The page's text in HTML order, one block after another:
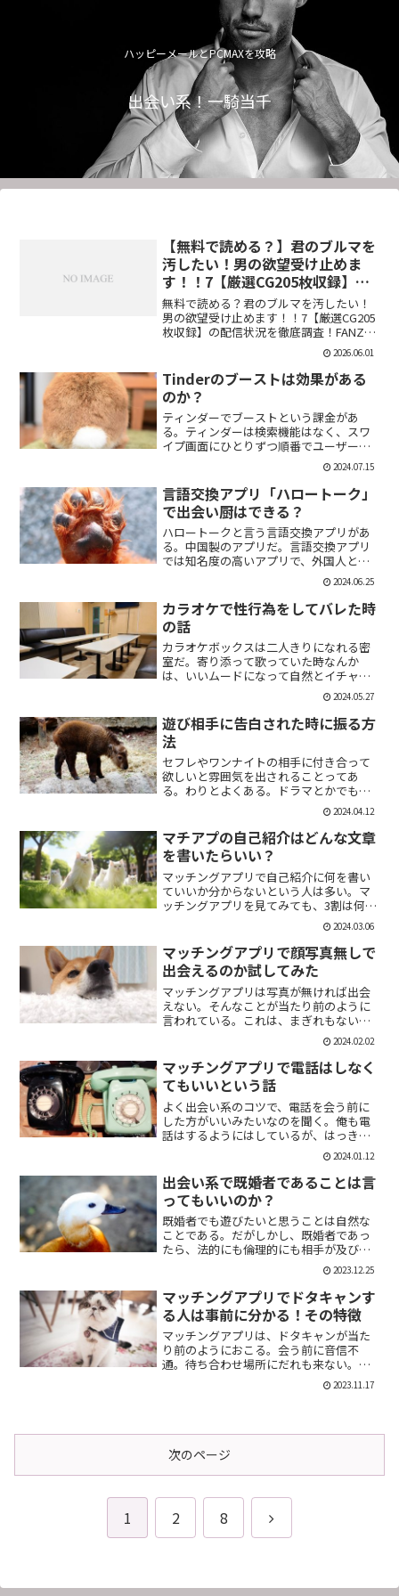
ハッピーメールとPCMAXを攻略
出会い系！一騎当千
【無料で読める？】君のブルマを
汚したい！男の欲望受け止めま
す！！7【厳選CG205枚収録】
【虚構クラブ】
無料で読める？君のブルマを汚したい！
男の欲望受け止めます！！7【厳選CG205
枚収録】の配信状況を徹底調査！FANZA
での販売形式やサンプル視聴、レビュー
評価もまとめています。今すぐチェッ
ク！【d_544876】
2026.06.01
Tinderのブーストは効果がある
のか？
ティンダーでブーストという課金があ
る。ティンダーは検索機能はなく、スワ
イプ画面にひとりずつ順番でユーザーが
表示される。その順番を優先して表示す
ることができる課金がブーストだ。ブー
スト1つ消費で30分間、ブースト2つ消費
で2時間の優先表示がさ...
2024.07.15
言語交換アプリ「ハロートーク」
で出会い厨はできる？
ハロートークと言う言語交換アプリがあ
る。中国製のアプリだ。言語交換アプリ
では知名度の高いアプリで、外国人と知
り合いたい付き合いたいという人にも魅
力的には一見魅力的にうつる。外国人の
恋人欲しいよな。俺もエマワトソンと結
婚してえ。ではハロートー...
2024.06.25
カラオケで性行為をしてバレた時
の話
カラオケボックスは二人きりになれる密
室だ。寄り添って歌っていた時なんか
は、いいムードになって自然とイチャイ
チャしはじめてしまうこともある。俺も
よく出会い系で知り合った人とカラオケ
にいったりする。相手もその気だったり
するから、なんかいいムード...
2024.05.27
遊び相手に告白された時に振る方
法
セフレやワンナイトの相手に付き合って
欲しいと雰囲気を出されることってあ
る。わりとよくある。ドラマとかでも、
「1回やっただけで恋人面するな。」みた
いなのがあるけど、現実でもよくある。
そんな時に、相手を気付つけずいかに波
風立てずに振るか。遊び人...
2024.04.12
マチアプの自己紹介はどんな文章
を書いたらいい？
マッチングアプリで自己紹介に何を書い
ていいか分からないという人は多い。マ
ッチングアプリを見てみても、3割は何も
書いていない人がいる。なかには、何を
書いていいか分かりませんー。とだけ書
いている人も。なので、今回の記事はマ
チアプのプロフィールの...
2024.03.06
マッチングアプリで顔写真無しで
出会えるのか試してみた
マッチングアプリは写真が無ければ出会
えない。そんなことが当たり前のように
言われている。これは、まぎれもない事
実だと思う。自分が使う時に写真を載せ
ていない人は無視するし、相手をするに
しても適当にあしらう。写真無しで出会
えるのは、お金が発生する...
2024.02.02
マッチングアプリで電話はしなく
てもいいという話
よく出会い系のコツで、電話を会う前に
した方がいいみたいなのを聞く。俺も電
話はするようにはしているが、はっきり
言っちゃうと電話なんていらない。よっ
ぽど話術や声に自信ある人だけすればい
いと思っている。では、その理由を語っ
ていこう。電話を嫌がる人...
2024.01.12
出会い系で既婚者であることは言
ってもいいのか？
既婚者でも遊びたいと思うことは自然な
ことである。だがしかし、既婚者であっ
たら、法的にも倫理的にも相手が及び腰
になることは明らかだ。では、既婚者で
あることを言わない方がいいのか。否、
それは違う。既婚者であることを伝える
メリット出会い系で既婚者...
2023.12.25
マッチングアプリでドタキャンす
る人は事前に分かる！その特徴
マッチングアプリは、ドタキャンが当た
り前のようにおこる。会う前に音信不
通。待ち合わせ場所にだれも来ない。そ
んなの普通だ。迷惑な話だが、このドタ
キャン野郎どもは見分けることができ
2023.11.17
次のページ
1 2 8
次